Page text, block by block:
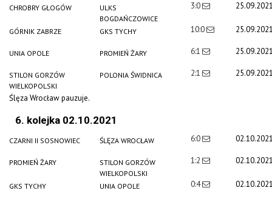
CHROBRY GŁOGÓW
ULKS
BOGDAŃCZOWICE
3:0
GÓRNIK ZABRZE GKS TYCHY 10:0
UNIA OPOLE PROMIEŃ ŻARY 6:1
STILON GORZÓW
WIELKOPOLSKI
POLONIA ŚWIDNICA 2:1
Ślęza Wrocław pauzuje.
6. kolejka 02.10.2021
CZARNI II SOSNOWIEC ŚLĘZA WROCŁAW 6:0
PROMIEŃ ŻARY
STILON GORZÓW
WIELKOPOLSKI
1:2
GKS TYCHY UNIA OPOLE 0:4